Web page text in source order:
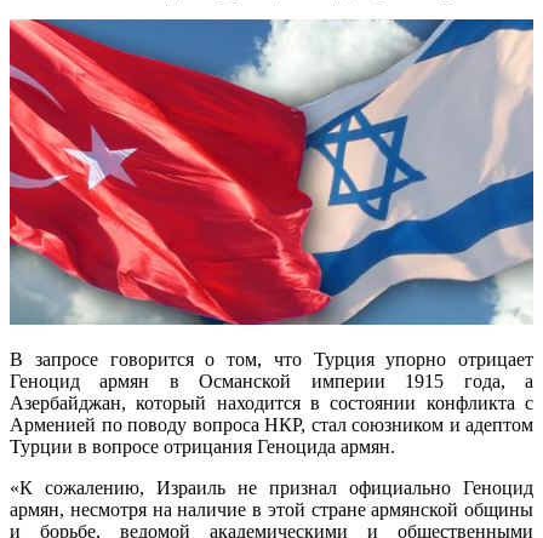
В запросе говорится о том, что Турция упорно отрицает
Геноцид армян в Османской империи 1915 года, а
Азербайджан, который находится в состоянии конфликта с
Арменией по поводу вопроса НКР, стал союзником и адептом
Турции в вопросе отрицания Геноцида армян.
«К сожалению, Израиль не признал официально Геноцид
армян, несмотря на наличие в этой стране армянской общины
и борьбе, ведомой академическими и общественными